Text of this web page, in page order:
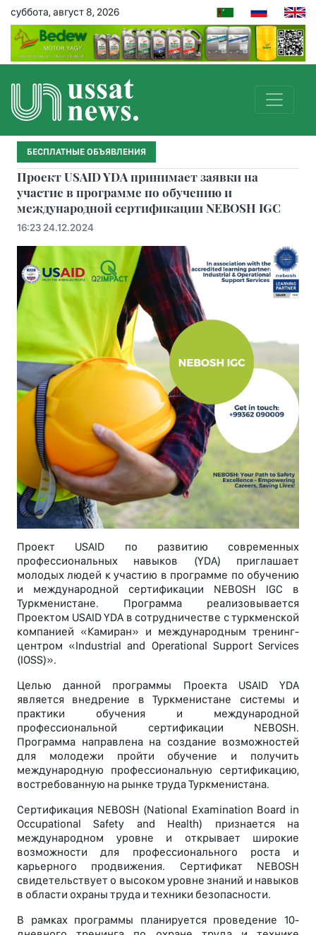
суббота, август 8, 2026
БЕСПЛАТНЫЕ ОБЪЯВЛЕНИЯ
Проект USAID YDA принимает заявки на
участие в программе по обучению и
международной сертификации NEBOSH IGC
16:23 24.12.2024
Проект USAID по развитию современных
профессиональных навыков (YDA) приглашает
молодых людей к участию в программе по обучению
и международной сертификации NEBOSH IGC в
Туркменистане. Программа реализовывается
Проектом USAID YDA в сотрудничестве с туркменской
компанией «Камиран» и международным тренинг-
центром «Industrial and Operational Support Services
(IOSS)».
Целью данной программы Проекта USAID YDA
является внедрение в Туркменистане системы и
практики обучения и международной
профессиональной сертификации NEBOSH.
Программа направлена на создание возможностей
для молодежи пройти обучение и получить
международную профессиональную сертификацию,
востребованную на рынке труда Туркменистана.
Сертификация NEBOSH (National Examination Board in
Occupational Safety and Health) признается на
международном уровне и открывает широкие
возможности для профессионального роста и
карьерного продвижения. Сертификат NEBOSH
свидетельствует о высоком уровне знаний и навыков
в области охраны труда и техники безопасности.
В рамках программы планируется проведение 10-